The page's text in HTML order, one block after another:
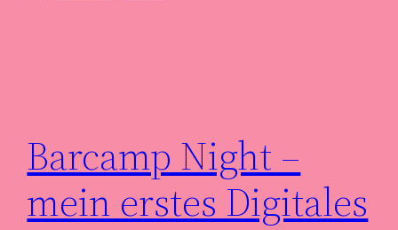
Barcamp Night –
mein erstes Digitales